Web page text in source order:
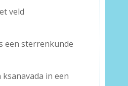
veld
een sterrenkunde
in een